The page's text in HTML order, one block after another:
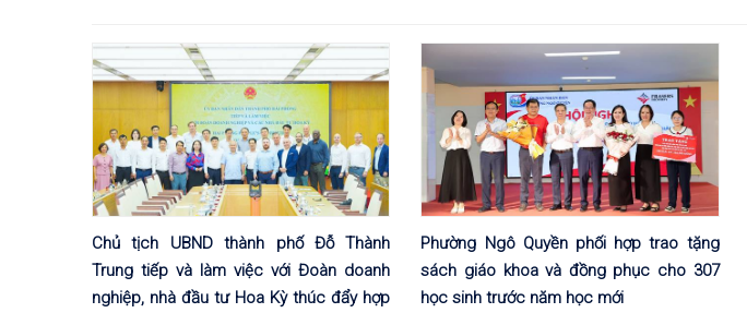
Chủ tịch UBND thành phố Đỗ Thành
Trung tiếp và làm việc với Đoàn doanh
nghiệp, nhà đầu tư Hoa Kỳ thúc đẩy hợp
Phường Ngô Quyền phối hợp trao tặng
sách giáo khoa và đồng phục cho 307
học sinh trước năm học mới